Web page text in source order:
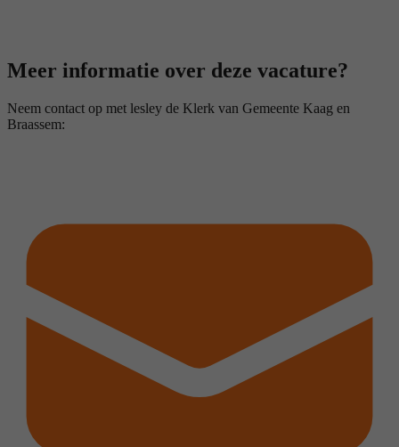
Meer informatie over deze vacature?
Neem contact op met lesley de Klerk van Gemeente Kaag en
Braassem: